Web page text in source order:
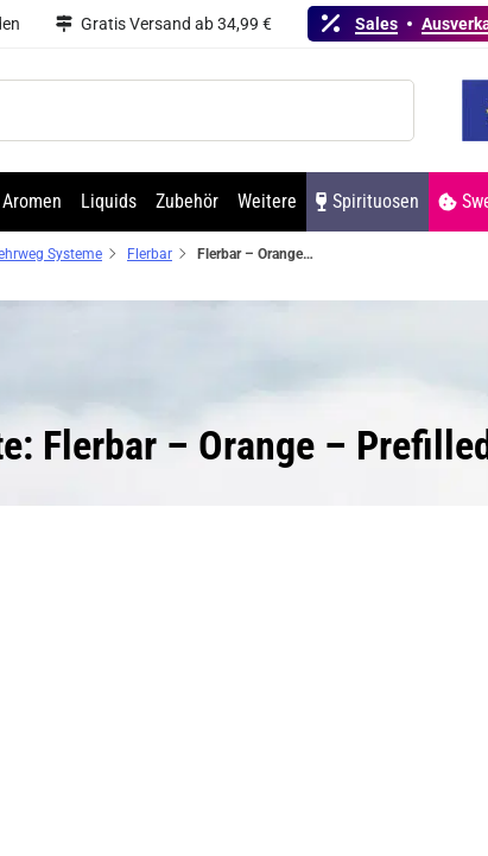
Gratis Versand ab 34,99 € Sales
Liquids Zubehör Weitere Spirituosen
Systeme Flerbar Flerbar – Orange – Prefilled Pod 2er Pack 2ml 20mg NicSalt
Flerbar – Orange –